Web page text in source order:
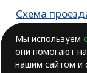
Схема
Лицензия № ЛО-74-
Мы используем
они помогают
нашим сайтом и